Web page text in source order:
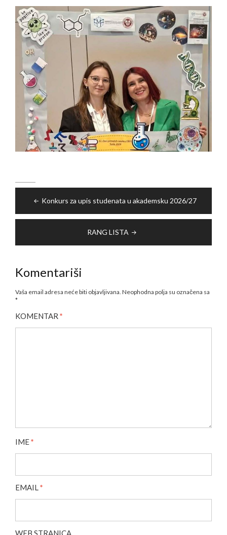
članakaKonkurs za upis studenata u akademsku 2026/27
RANG LISTA
Komentariši
Vaša email adresa neće biti objavljivana. Neophodna polja su označena sa
*
KOMENTAR *
IME*
EMAIL*
WEB STRANICA